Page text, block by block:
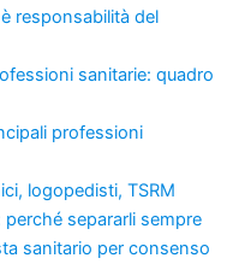
responsabilità del
sanitarie: quadro
professioni
logopedisti, TSRM
separarli sempre
sanitario per consenso